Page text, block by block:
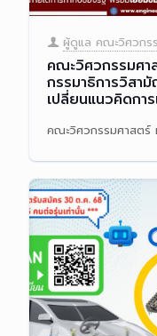
ผู้ดูแล คณะวิศวกร
คณะวิศวกรรมศ
กรรมาธิการวิสา
เปลี่ยนแนวคิดกา
คณะวิศวกรรมศาสตร์